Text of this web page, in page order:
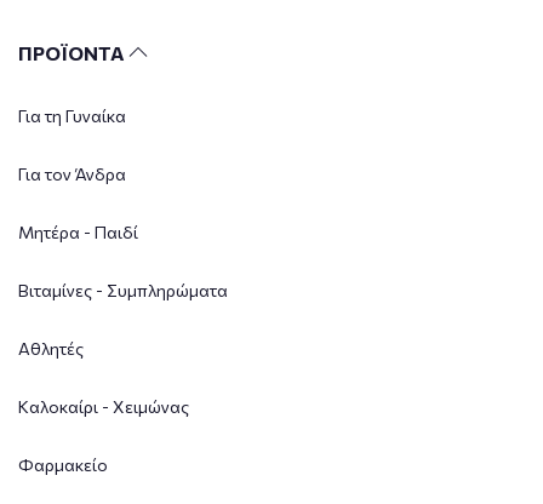
ΠΡΟΪΟΝΤΑ
Για τη Γυναίκα
Για τον Άνδρα
Μητέρα - Παιδί
Βιταμίνες - Συμπληρώματα
Αθλητές
Καλοκαίρι - Χειμώνας
Φαρμακείο